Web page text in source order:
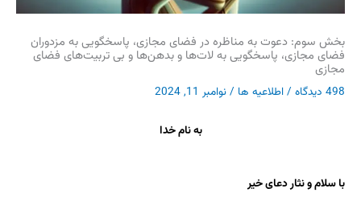
بخش سوم: دعوت به مناظره در فضای مجازی، پاسخگویی به مزدوران
فضای مجازی، پاسخگویی به لات‌ها و بدهن‌ها و بی تربیت‌های فضای
مجازی
498 دیدگاه /اطلاعیه ها /نوامبر 11, 2024
به نام خدا
با سلام و نثار دعای خیر